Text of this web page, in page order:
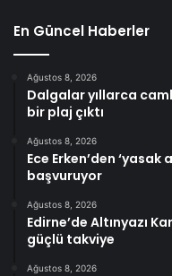
En Güncel Haberler
Ağustos 8, 2026
Dalgalar yıllarca
bir plaj çıktı
Ağustos 8, 2026
Ece Erken’den ‘yasak
başvuruyor
Ağustos 8, 2026
Edirne’de Altınyazı
güçlü takviye
Ağustos 8, 2026